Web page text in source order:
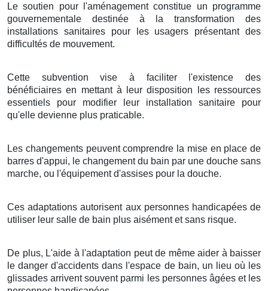
Le soutien pour l'aménagement constitue un programme
gouvernementale destinée à la transformation des
installations sanitaires pour les usagers présentant des
difficultés de mouvement.
Cette subvention vise à faciliter l'existence des
bénéficiaires en mettant à leur disposition les ressources
essentiels pour modifier leur installation sanitaire pour
qu'elle devienne plus praticable.
Les changements peuvent comprendre la mise en place de
barres d'appui, le changement du bain par une douche sans
marche, ou l'équipement d'assises pour la douche.
Ces adaptations autorisent aux personnes handicapées de
utiliser leur salle de bain plus aisément et sans risque.
De plus, L'aide à l'adaptation peut de même aider à baisser
le danger d'accidents dans l'espace de bain, un lieu où les
glissades arrivent souvent parmi les personnes âgées et les